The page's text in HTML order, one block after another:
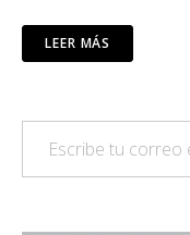
LEER MÁS
Escribe tu correo electrónico…